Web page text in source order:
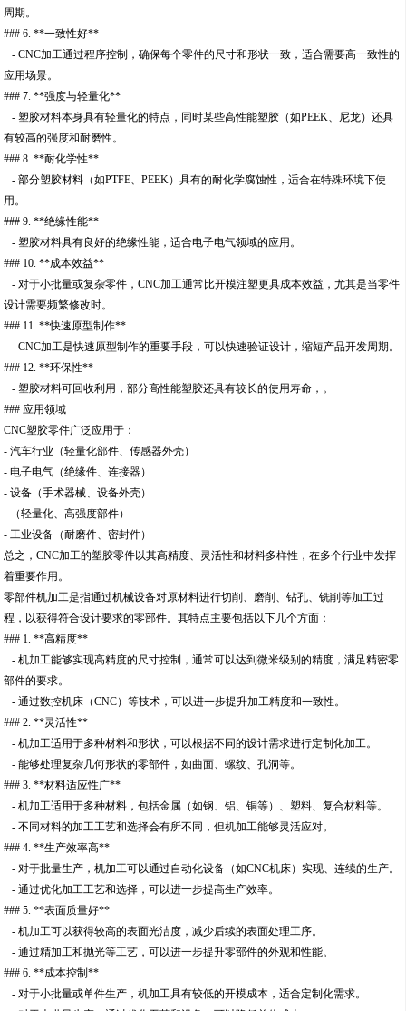
周期。
### 6. **一致性好**
- CNC加工通过程序控制，确保每个零件的尺寸和形状一致，适合需要高一致性的
应用场景。
### 7. **强度与轻量化**
- 塑胶材料本身具有轻量化的特点，同时某些高性能塑胶（如PEEK、尼龙）还具
有较高的强度和耐磨性。
### 8. **耐化学性**
- 部分塑胶材料（如PTFE、PEEK）具有的耐化学腐蚀性，适合在特殊环境下使
用。
### 9. **绝缘性能**
- 塑胶材料具有良好的绝缘性能，适合电子电气领域的应用。
### 10. **成本效益**
- 对于小批量或复杂零件，CNC加工通常比开模注塑更具成本效益，尤其是当零件
设计需要频繁修改时。
### 11. **快速原型制作**
- CNC加工是快速原型制作的重要手段，可以快速验证设计，缩短产品开发周期。
### 12. **环保性**
- 塑胶材料可回收利用，部分高性能塑胶还具有较长的使用寿命，。
### 应用领域
CNC塑胶零件广泛应用于：
- 汽车行业（轻量化部件、传感器外壳）
- 电子电气（绝缘件、连接器）
- 设备（手术器械、设备外壳）
- （轻量化、高强度部件）
- 工业设备（耐磨件、密封件）
总之，CNC加工的塑胶零件以其高精度、灵活性和材料多样性，在多个行业中发挥
着重要作用。
零部件机加工是指通过机械设备对原材料进行切削、磨削、钻孔、铣削等加工过
程，以获得符合设计要求的零部件。其特点主要包括以下几个方面：
### 1. **高精度**
- 机加工能够实现高精度的尺寸控制，通常可以达到微米级别的精度，满足精密零
部件的要求。
- 通过数控机床（CNC）等技术，可以进一步提升加工精度和一致性。
### 2. **灵活性**
- 机加工适用于多种材料和形状，可以根据不同的设计需求进行定制化加工。
- 能够处理复杂几何形状的零部件，如曲面、螺纹、孔洞等。
### 3. **材料适应性广**
- 机加工适用于多种材料，包括金属（如钢、铝、铜等）、塑料、复合材料等。
- 不同材料的加工工艺和选择会有所不同，但机加工能够灵活应对。
### 4. **生产效率高**
- 对于批量生产，机加工可以通过自动化设备（如CNC机床）实现、连续的生产。
- 通过优化加工工艺和选择，可以进一步提高生产效率。
### 5. **表面质量好**
- 机加工可以获得较高的表面光洁度，减少后续的表面处理工序。
- 通过精加工和抛光等工艺，可以进一步提升零部件的外观和性能。
### 6. **成本控制**
- 对于小批量或单件生产，机加工具有较低的开模成本，适合定制化需求。